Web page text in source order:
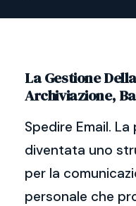
La Gestione
Archiviazione,
Spedire Email.
diventata uno
per la
personale che